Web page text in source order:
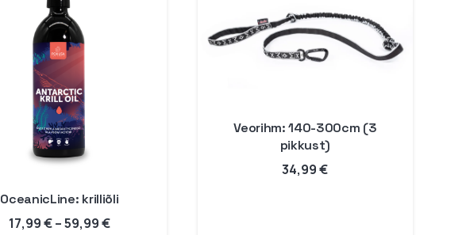
OceanicLine: krilliõli
17,99€–59,99€Hinnavahemik:
Veorihm: 140-300cm (3
pikkust)
34,99€